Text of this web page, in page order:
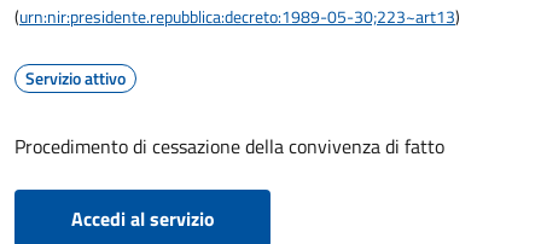
(urn:nir:presidente.repubblica:decreto:1989-05-30;223~art13)
Servizio attivo
Procedimento di cessazione della convivenza di fatto
Accedi al servizio